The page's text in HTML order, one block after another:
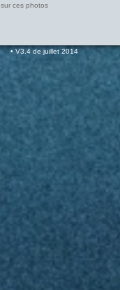
sur ces photos
V3.4 de juillet 2014